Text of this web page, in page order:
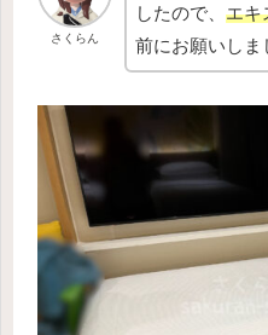
さくらん
したので、 エキ
前にお願いしま